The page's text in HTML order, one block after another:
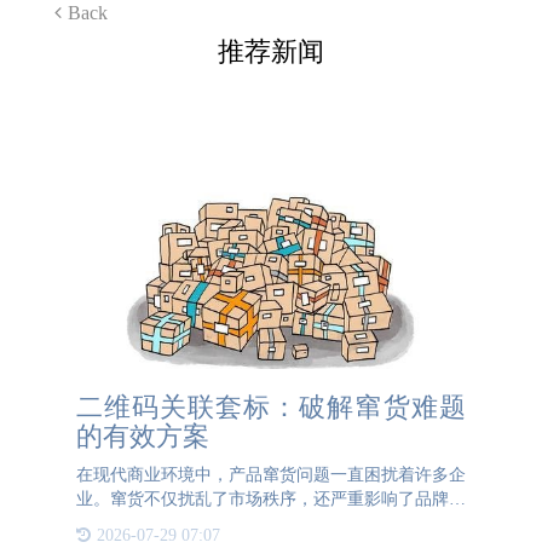
Back
推荐新闻
二维码关联套标：破解窜货难题
的有效方案
在现代商业环境中，产品窜货问题一直困扰着许多企
业。窜货不仅扰乱了市场秩序，还严重影响了品牌的
2026-07-29 07:07